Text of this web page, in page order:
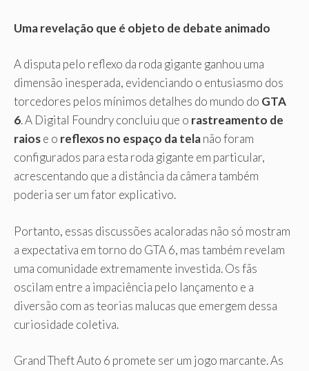
Uma revelação que é objeto de debate animado
A disputa pelo reflexo da roda gigante ganhou uma
dimensão inesperada, evidenciando o entusiasmo dos
torcedores pelos mínimos detalhes do mundo do GTA
6. A Digital Foundry concluiu que o rastreamento de
raiose o reflexos no espaço da telanão foram
configurados para esta roda gigante em particular,
acrescentando que a distância da câmera também
poderia ser um fator explicativo.
Portanto, essas discussões acaloradas não só mostram
a expectativa em torno do GTA 6, mas também revelam
uma comunidade extremamente investida. Os fãs
oscilam entre a impaciência pelo lançamento e a
diversão com as teorias malucas que emergem dessa
curiosidade coletiva.
Grand Theft Auto 6 promete ser um jogo marcante. As